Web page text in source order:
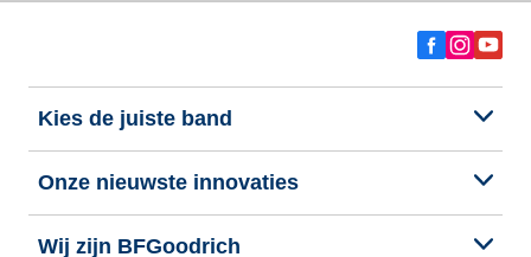
Kies de juiste band
Onze nieuwste innovaties
Wij zijn BFGoodrich